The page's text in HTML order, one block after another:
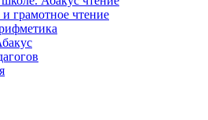
грамотное чтение